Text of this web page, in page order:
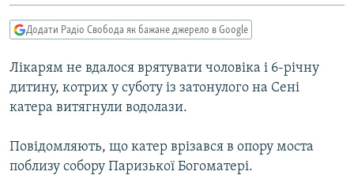
Перейти
до
КУЛЬТУРА
СПОРТ
УКРАЇНА
КРИМ.РЕАЛІЇ
ТИ ЯК?
СХЕМИ
КИТАЙ.ВИКЛИКИ
Додати Радіо Свобода як бажане джерело в Google
Лікарям не вдалося врятувати чоловіка і 6-річну
дитину, котрих у суботу із затонулого на Сені
катера витягнули водолази.
Повідомляють, що катер врізався в опору моста
поблизу собору Паризької Богоматері.